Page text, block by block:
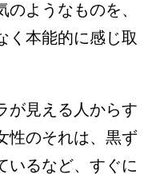
ようなものを、
く本能的に感じ取
が見える人からす
性のそれは、黒ず
いるなど、すぐに